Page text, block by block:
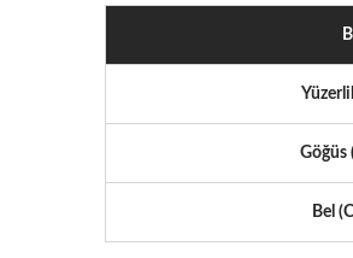
Göğüs
Bel